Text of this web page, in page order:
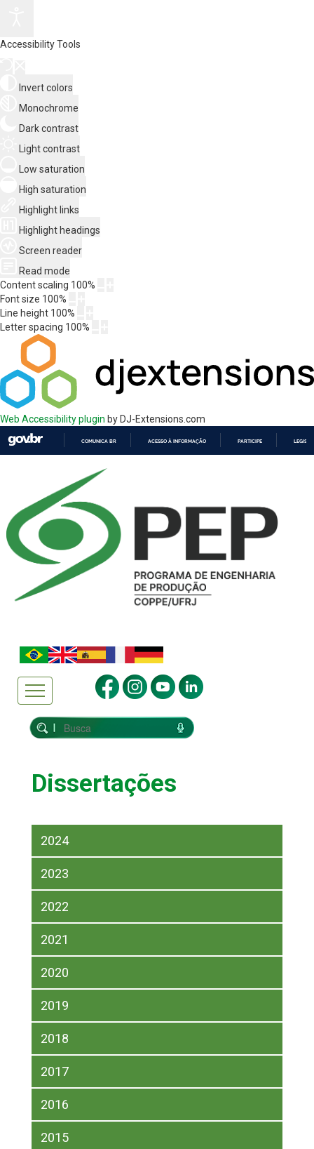
Accessibility Tools
Invert colors
Monochrome
Dark contrast
Light contrast
Low saturation
High saturation
Highlight links
Highlight headings
Screen reader
Read mode
Content scaling 100%
Font size 100%
Line height 100%
Letter spacing 100%
Web Accessibility plugin by DJ-Extensions.com
COMUNICA BR ACESSO À INFORMAÇÃO PARTICIPE
Dissertações
2024
2023
2022
2021
2020
2019
2018
2017
2016
2015